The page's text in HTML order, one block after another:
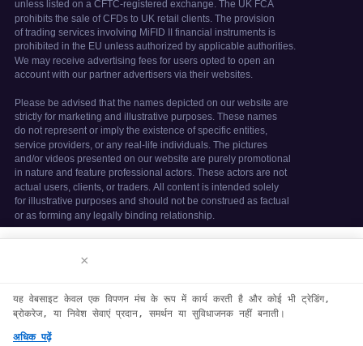
website, you agree to our use of
cookies. See ourCookie Policyfor more
information.
×
यह वेबसाइट केवल एक विपणन मंच के रूप में कार्य करती है और कोई भी ट्रेडिंग,
ब्रोकरेज, या निवेश सेवाएं प्रदान, समर्थन या सुविधाजनक नहीं बनाती।
अधिक पढ़ें